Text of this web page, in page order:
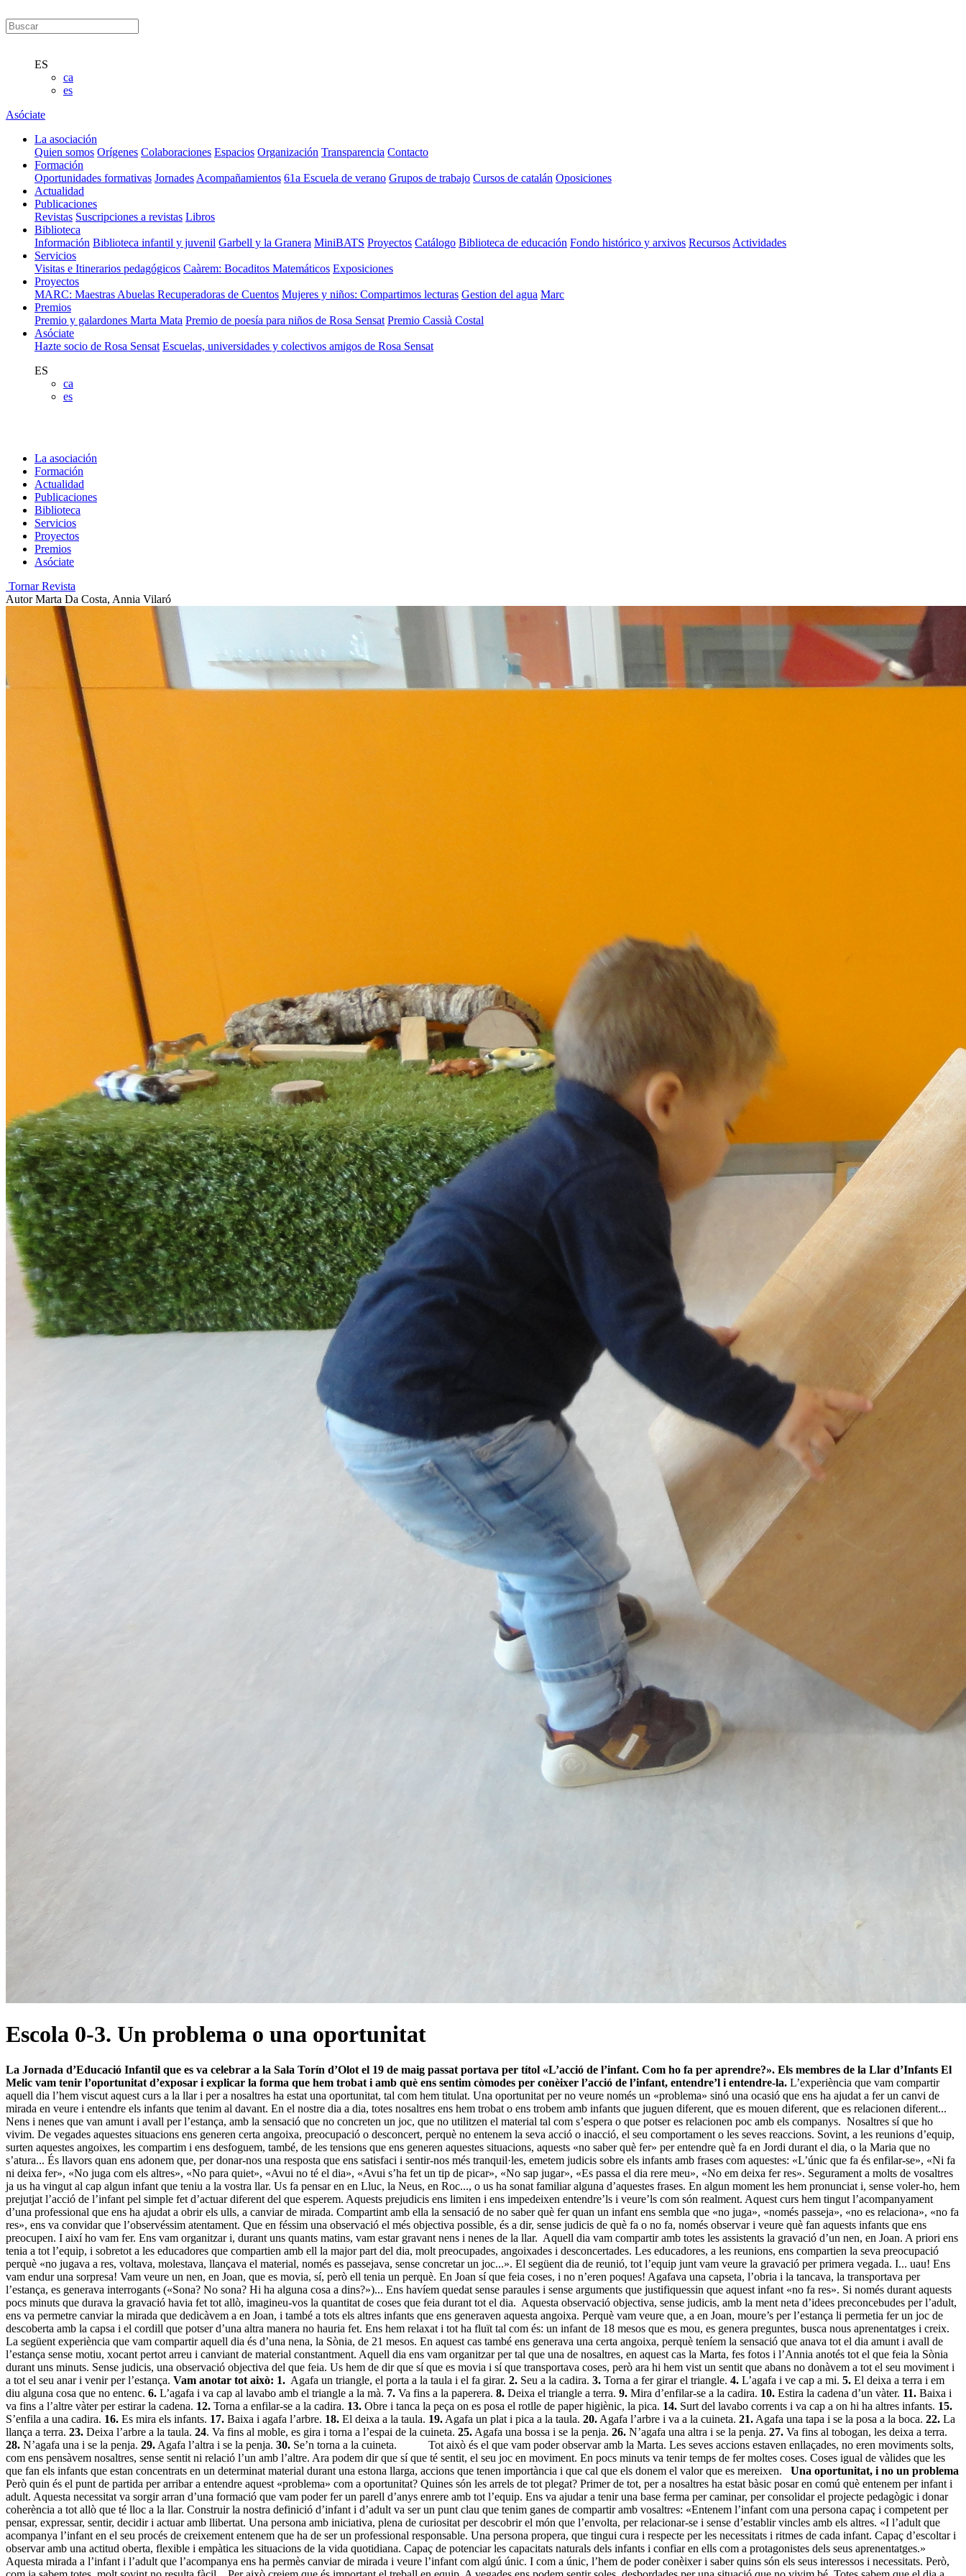
ES
ca
es
Asóciate
La asociación
Quien somos Orígenes Colaboraciones Espacios Organización Transparencia Contacto
Formación
Oportunidades formativas Jornades Acompañamientos 61a Escuela de verano Grupos de trabajo Cursos de catalán Oposiciones
Actualidad
Publicaciones
Revistas Suscripciones a revistas Libros
Biblioteca
Información Biblioteca infantil y juvenil Garbell y la Granera MiniBATS Proyectos Catálogo Biblioteca de educación Fondo histórico y arxivos Recursos Actividades
Servicios
Visitas e Itinerarios pedagógicos Caàrem: Bocaditos Matemáticos Exposiciones
Proyectos
MARC: Maestras Abuelas Recuperadoras de Cuentos Mujeres y niños: Compartimos lecturas Gestion del agua Marc
Premios
Premio y galardones Marta Mata Premio de poesía para niños de Rosa Sensat Premio Cassià Costal
Asóciate
Hazte socio de Rosa Sensat Escuelas, universidades y colectivos amigos de Rosa Sensat
ES
ca
es
La asociación
Formación
Actualidad
Publicaciones
Biblioteca
Servicios
Proyectos
Premios
Asóciate
Tornar Revista
Autor Marta Da Costa, Annia Vilaró
Escola 0-3. Un problema o una oportunitat
La Jornada d’Educació Infantil que es va celebrar a la Sala Torín d’Olot el 19 de maig passat portava per títol «L’acció de l’infant. Com ho fa per aprendre?». Els membres de la Llar d’Infants El
Melic vam tenir l’oportunitat d’exposar i explicar la forma que hem trobat i amb què ens sentim còmodes per conèixer l’acció de l’infant, entendre’l i entendre-la. L’experiència que vam compartir
aquell dia l’hem viscut aquest curs a la llar i per a nosaltres ha estat una oportunitat, tal com hem titulat. Una oportunitat per no veure només un «problema» sinó una ocasió que ens ha ajudat a fer un canvi de
mirada en veure i entendre els infants que tenim al davant. En el nostre dia a dia, totes nosaltres ens hem trobat o ens trobem amb infants que juguen diferent, que es mouen diferent, que es relacionen diferent...
Nens i nenes que van amunt i avall per l’estança, amb la sensació que no concreten un joc, que no utilitzen el material tal com s’espera o que potser es relacionen poc amb els companys. Nosaltres sí que ho
vivim. De vegades aquestes situacions ens generen certa angoixa, preocupació o desconcert, perquè no entenem la seva acció o inacció, el seu comportament o les seves reaccions. Sovint, a les reunions d’equip,
surten aquestes angoixes, les compartim i ens desfoguem, també, de les tensions que ens generen aquestes situacions, aquests «no saber què fer» per entendre què fa en Jordi durant el dia, o la Maria que no
s’atura... És llavors quan ens adonem que, per donar-nos una resposta que ens satisfaci i sentir-nos més tranquil·les, emetem judicis sobre els infants amb frases com aquestes: «L’únic que fa és enfilar-se», «Ni fa
ni deixa fer», «No juga com els altres», «No para quiet», «Avui no té el dia», «Avui s’ha fet un tip de picar», «No sap jugar», «Es passa el dia rere meu», «No em deixa fer res». Segurament a molts de vosaltres
ja us ha vingut al cap algun infant que teniu a la vostra llar. Us fa pensar en en Lluc, la Neus, en Roc..., o us ha sonat familiar alguna d’aquestes frases. En algun moment les hem pronunciat i, sense voler-ho, hem
prejutjat l’acció de l’infant pel simple fet d’actuar diferent del que esperem. Aquests prejudicis ens limiten i ens impedeixen entendre’ls i veure’ls com són realment. Aquest curs hem tingut l’acompanyament
d’una professional que ens ha ajudat a obrir els ulls, a canviar de mirada. Compartint amb ella la sensació de no saber què fer quan un infant ens sembla que «no juga», «només passeja», «no es relaciona», «no fa
res», ens va convidar que l’observéssim atentament. Que en féssim una observació el més objectiva possible, és a dir, sense judicis de què fa o no fa, només observar i veure què fan aquests infants que ens
preocupen. I així ho vam fer. Ens vam organitzar i, durant uns quants matins, vam estar gravant nens i nenes de la llar. Aquell dia vam compartir amb totes les assistents la gravació d’un nen, en Joan. A priori ens
tenia a tot l’equip, i sobretot a les educadores que compartien amb ell la major part del dia, molt preocupades, angoixades i desconcertades. Les educadores, a les reunions, ens compartien la seva preocupació
perquè «no jugava a res, voltava, molestava, llançava el material, només es passejava, sense concretar un joc...». El següent dia de reunió, tot l’equip junt vam veure la gravació per primera vegada. I... uau! Ens
vam endur una sorpresa! Vam veure un nen, en Joan, que es movia, sí, però ell tenia un perquè. En Joan sí que feia coses, i no n’eren poques! Agafava una capseta, l’obria i la tancava, la transportava per
l’estança, es generava interrogants («Sona? No sona? Hi ha alguna cosa a dins?»)... Ens havíem quedat sense paraules i sense arguments que justifiquessin que aquest infant «no fa res». Si només durant aquests
pocs minuts que durava la gravació havia fet tot allò, imagineu-vos la quantitat de coses que feia durant tot el dia. Aquesta observació objectiva, sense judicis, amb la ment neta d’idees preconcebudes per l’adult,
ens va permetre canviar la mirada que dedicàvem a en Joan, i també a tots els altres infants que ens generaven aquesta angoixa. Perquè vam veure que, a en Joan, moure’s per l’estança li permetia fer un joc de
descoberta amb la capsa i el cordill que potser d’una altra manera no hauria fet. Ens hem relaxat i tot ha fluït tal com és: un infant de 18 mesos que es mou, es genera preguntes, busca nous aprenentatges i creix.
La següent experiència que vam compartir aquell dia és d’una nena, la Sònia, de 21 mesos. En aquest cas també ens generava una certa angoixa, perquè teníem la sensació que anava tot el dia amunt i avall de
l’estança sense motiu, xocant pertot arreu i canviant de material constantment. Aquell dia ens vam organitzar per tal que una de nosaltres, en aquest cas la Marta, fes fotos i l’Annia anotés tot el que feia la Sònia
durant uns minuts. Sense judicis, una observació objectiva del que feia. Us hem de dir que sí que es movia i sí que transportava coses, però ara hi hem vist un sentit que abans no donàvem a tot el seu moviment i
a tot el seu anar i venir per l’estança. Vam anotar tot això: 1. Agafa un triangle, el porta a la taula i el fa girar. 2. Seu a la cadira. 3. Torna a fer girar el triangle. 4. L’agafa i ve cap a mi. 5. El deixa a terra i em
diu alguna cosa que no entenc. 6. L’agafa i va cap al lavabo amb el triangle a la mà. 7. Va fins a la paperera. 8. Deixa el triangle a terra. 9. Mira d’enfilar-se a la cadira. 10. Estira la cadena d’un vàter. 11. Baixa i
va fins a l’altre vàter per estirar la cadena. 12. Torna a enfilar-se a la cadira. 13. Obre i tanca la peça on es posa el rotlle de paper higiènic, la pica. 14. Surt del lavabo corrents i va cap a on hi ha altres infants. 15.
S’enfila a una cadira. 16. Es mira els infants. 17. Baixa i agafa l’arbre. 18. El deixa a la taula. 19. Agafa un plat i pica a la taula. 20. Agafa l’arbre i va a la cuineta. 21. Agafa una tapa i se la posa a la boca. 22. La
llança a terra. 23. Deixa l’arbre a la taula. 24. Va fins al moble, es gira i torna a l’espai de la cuineta. 25. Agafa una bossa i se la penja. 26. N’agafa una altra i se la penja. 27. Va fins al tobogan, les deixa a terra.
28. N’agafa una i se la penja. 29. Agafa l’altra i se la penja. 30. Se’n torna a la cuineta.
Tot això és el que vam poder observar amb la Marta. Les seves accions estaven enllaçades, no eren moviments solts,
com ens pensàvem nosaltres, sense sentit ni relació l’un amb l’altre. Ara podem dir que sí que té sentit, el seu joc en moviment. En pocs minuts va tenir temps de fer moltes coses. Coses igual de vàlides que les
que fan els infants que estan concentrats en un determinat material durant una estona llarga, accions que tenen importància i que cal que els donem el valor que es mereixen.
Una oportunitat, i no un problema
Però quin és el punt de partida per arribar a entendre aquest «problema» com a oportunitat? Quines són les arrels de tot plegat? Primer de tot, per a nosaltres ha estat bàsic posar en comú què entenem per infant i
adult. Aquesta necessitat va sorgir arran d’una formació que vam poder fer un parell d’anys enrere amb tot l’equip. Ens va ajudar a tenir una base ferma per caminar, per consolidar el projecte pedagògic i donar
coherència a tot allò que té lloc a la llar. Construir la nostra definició d’infant i d’adult va ser un punt clau que tenim ganes de compartir amb vosaltres: «Entenem l’infant com una persona capaç i competent per
pensar, expressar, sentir, decidir i actuar amb llibertat. Una persona amb iniciativa, plena de curiositat per descobrir el món que l’envolta, per relacionar-se i sense d’establir vincles amb els altres. «I l’adult que
acompanya l’infant en el seu procés de creixement entenem que ha de ser un professional responsable. Una persona propera, que tingui cura i respecte per les necessitats i ritmes de cada infant. Capaç d’escoltar i
observar amb una actitud oberta, flexible i empàtica les situacions de la vida quotidiana. Capaç de potenciar les capacitats naturals dels infants i confiar en ells com a protagonistes dels seus aprenentatges.»
Aquesta mirada a l’infant i l’adult que l’acompanya ens ha permès canviar de mirada i veure l’infant com algú únic. I com a únic, l’hem de poder conèixer i saber quins són els seus interessos i necessitats. Però,